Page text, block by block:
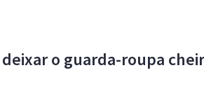
o guarda-roupa